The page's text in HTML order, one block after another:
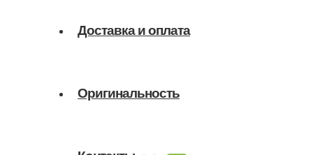
Доставка и оплата
Оригинальность